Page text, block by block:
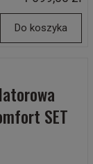
Do koszyka
SET